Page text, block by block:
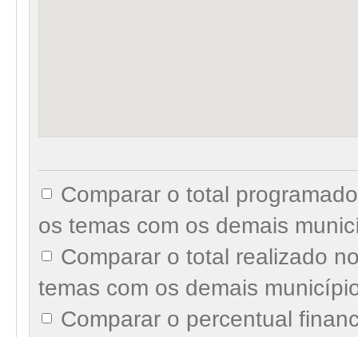
Comparar o total
os temas com os demais
Comparar o total realizado
temas com os demais
Comparar o percentual